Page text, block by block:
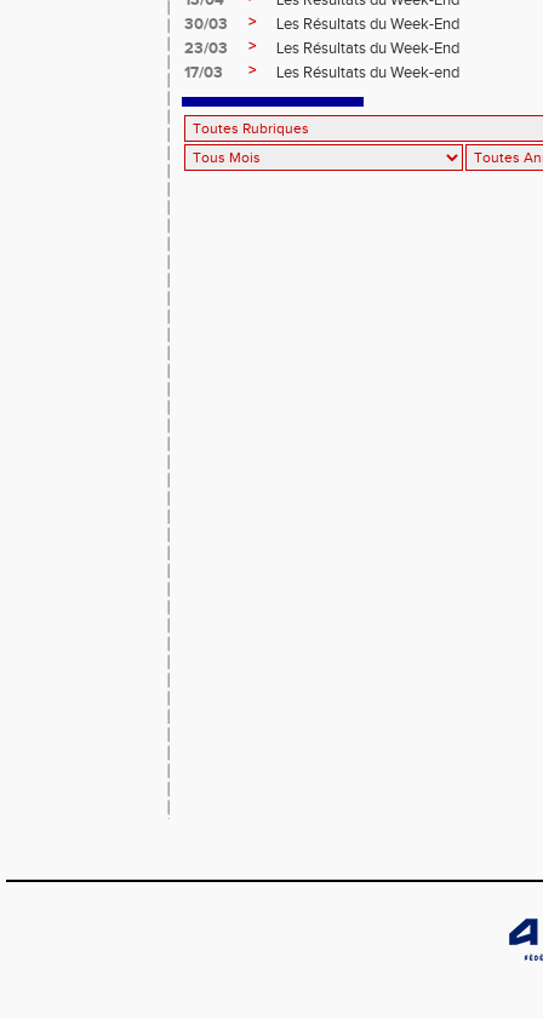
30/03
>
Les Résultats du Week-End
23/03
>
Les Résultats du Week-End
17/03
> Les Résultats du Week-end